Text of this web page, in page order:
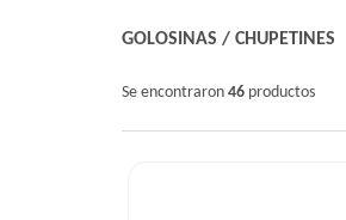
GOLOSINAS / CHUPETINES
Se encontraron 46 productos